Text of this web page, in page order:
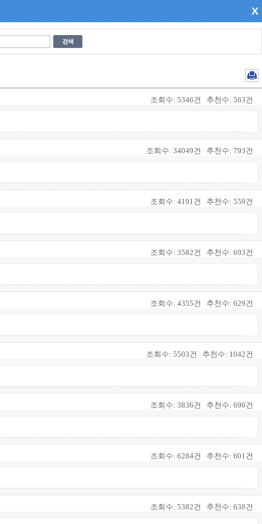
X
조회수: 5346건 추천수: 563건
조회수: 34049건 추천수: 793건
조회수: 4191건 추천수: 559건
조회수: 3582건 추천수: 693건
조회수: 4355건 추천수: 629건
조회수: 5503건 추천수: 1042건
조회수: 3836건 추천수: 696건
조회수: 6284건 추천수: 601건
조회수: 5382건 추천수: 638건